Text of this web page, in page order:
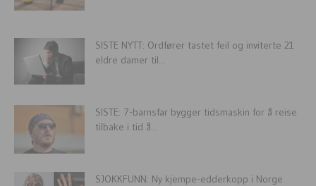
SISTE NYTT: Ordfører tastet feil og inviterte 21
eldre damer til...
SISTE: 7-barnsfar bygger tidsmaskin for å reise
tilbake i tid å...
SJOKKFUNN: Ny kjempe-edderkopp i Norge